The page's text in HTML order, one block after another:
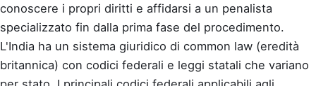
conoscere i propri diritti e affidarsi a un penalista
specializzato fin dalla prima fase del procedimento.
L'India ha un sistema giuridico di common law (eredità
britannica) con codici federali e leggi statali che variano